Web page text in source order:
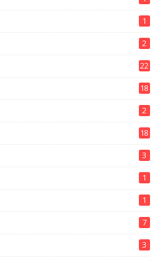
1
2
22
18
2
18
3
1
1
7
3